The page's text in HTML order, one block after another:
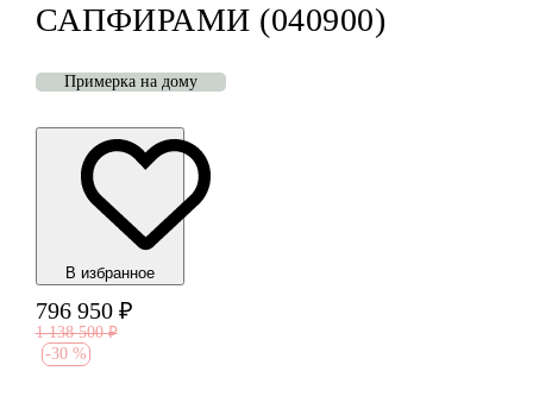
САПФИРАМИ (040900)
Примерка на дому
В избранноe
796 950 ₽
1 138 500 ₽
-30 %